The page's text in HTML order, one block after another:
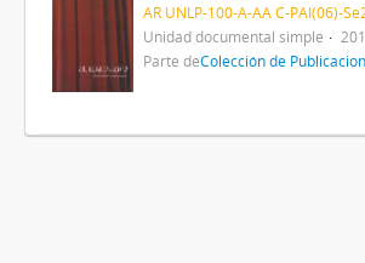
AR UNLP-100-A-AA C-PAI(06)-
Unidad documental simple
Parte deColección de